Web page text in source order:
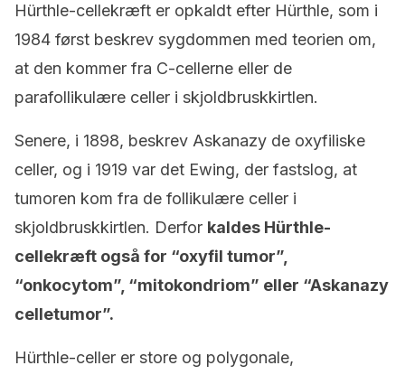
Hürthle-cellekræft er opkaldt efter Hürthle, som i
1984 først beskrev sygdommen med teorien om,
at den kommer fra C-cellerne eller de
parafollikulære celler i skjoldbruskkirtlen.
Senere, i 1898, beskrev Askanazy de oxyfiliske
celler, og i 1919 var det Ewing, der fastslog, at
tumoren kom fra de follikulære celler i
skjoldbruskkirtlen. Derfor kaldes Hürthle-
cellekræft også for “oxyfil tumor”,
“onkocytom”, “mitokondriom” eller “Askanazy
celletumor”.
Hürthle-celler er store og polygonale,